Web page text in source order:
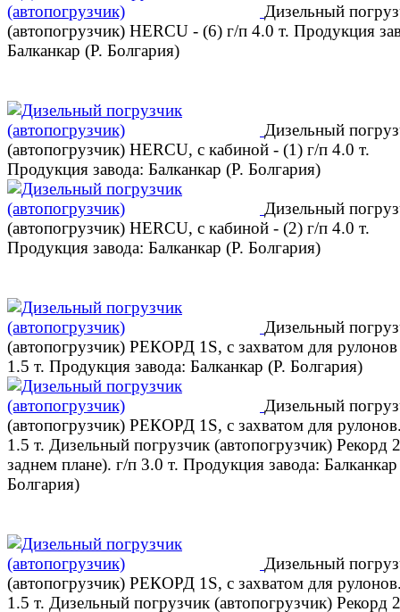
Дизельный
(автопогрузчик) HERCU - (6) г/п 4.0 т. Продукция
Балканкар (Р. Болгария)
Дизельный
(автопогрузчик) HERCU, с кабиной - (1) г/п 4.0 т.
Продукция завода: Балканкар (Р. Болгария)
Дизельный
(автопогрузчик) HERCU, с кабиной - (2) г/п 4.0 т.
Продукция завода: Балканкар (Р. Болгария)
Дизельный
(автопогрузчик) РЕКОРД 1S, c захватом для рулонов
1.5 т. Продукция завода: Балканкар (Р. Болгария)
Дизельный
(автопогрузчик) РЕКОРД 1S, c захватом для
1.5 т. Дизельный погрузчик (автопогрузчик) Рекорд
заднем плане). г/п 3.0 т. Продукция завода:
Болгария)
Дизельный
(автопогрузчик) РЕКОРД 1S, c захватом для
1.5 т. Дизельный погрузчик (автопогрузчик) Рекорд